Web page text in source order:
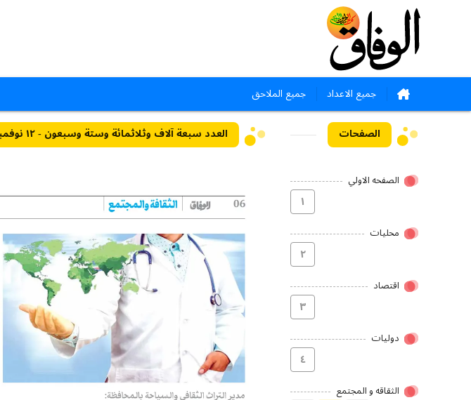
جميع الاعداد جميع الملاحق
الصفحات
الصفحه الاولي
۱
محلیات
۲
اقتصاد
۳
دولیات
٤
الثقاقه و المجتمع
العدد سبعة آلاف وثلاثمائة وستة وسبعون - ١٢ نوفمبر ٢٠٢٣